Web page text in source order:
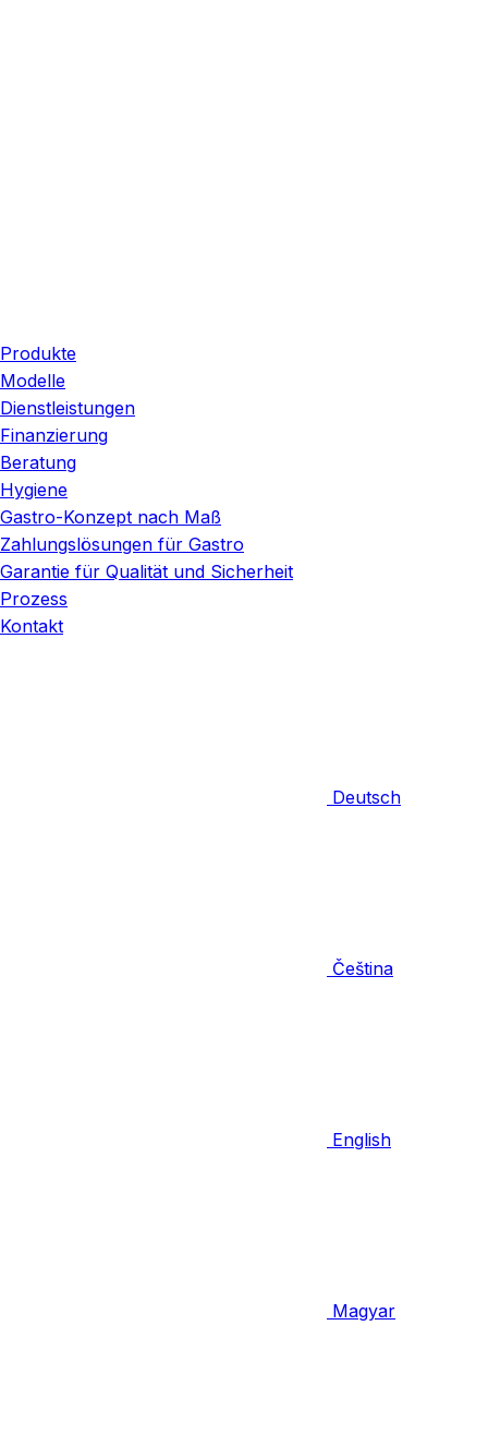
Produkte
Modelle
Dienstleistungen
Finanzierung
Beratung
Hygiene
Gastro-Konzept nach Maß
Zahlungslösungen für Gastro
Garantie für Qualität und Sicherheit
Prozess
Kontakt
Deutsch
Čeština
English
Magyar